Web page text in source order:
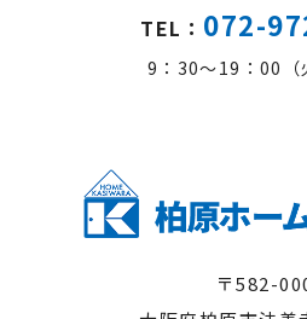
TEL： 072-
9：30～19：00（
〒582-